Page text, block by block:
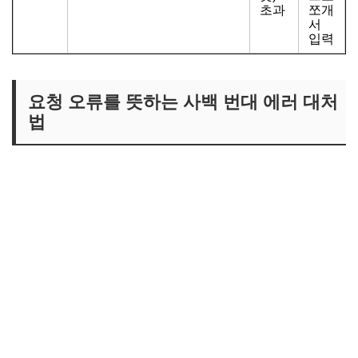
초과
쪼개
서
입력
요청 오류를 뜻하는 사백 번대 에러 대처
법